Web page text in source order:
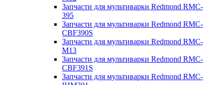
Запчасти для мультиварки Redmond RMC-
395
Запчасти для мультиварки Redmond RMC-
CBF390S
Запчасти для мультиварки Redmond RMC-
M13
Запчасти для мультиварки Redmond RMC-
CBF391S
Запчасти для мультиварки Redmond RMC-